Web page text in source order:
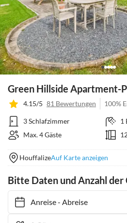
Green Hillside Apartment-
4.15/5 81 Bewertungen 100%
3 Schlafzimmer
1
Max. 4 Gäste
HouffalizeAuf Karte anzeigen
Bitte Daten und Anzahl der
Anreise- Abreise